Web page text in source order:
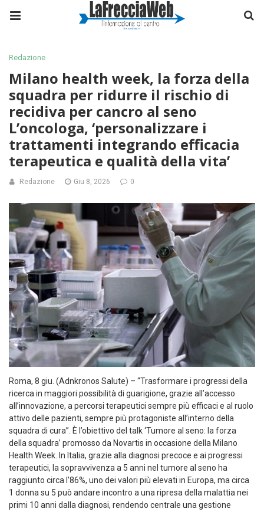
Redazione
Milano health week, la forza della
squadra per ridurre il rischio di
recidiva per cancro al seno
L’oncologa, ‘personalizzare i
trattamenti integrando efficacia
terapeutica e qualità della vita’
Redazione Giu 8, 2026 0
Roma, 8 giu. (Adnkronos Salute) – “Trasformare i progressi della
ricerca in maggiori possibilità di guarigione, grazie all’accesso
all’innovazione, a percorsi terapeutici sempre più efficaci e al ruolo
attivo delle pazienti, sempre più protagoniste all’interno della
squadra di cura”. È l’obiettivo del talk ‘Tumore al seno: la forza
della squadra’ promosso da Novartis in occasione della Milano
Health Week. In Italia, grazie alla diagnosi precoce e ai progressi
terapeutici, la sopravvivenza a 5 anni nel tumore al seno ha
raggiunto circa l’86%, uno dei valori più elevati in Europa, ma circa
1 donna su 5 può andare incontro a una ripresa della malattia nei
primi 10 anni dalla diagnosi, rendendo centrale una gestione